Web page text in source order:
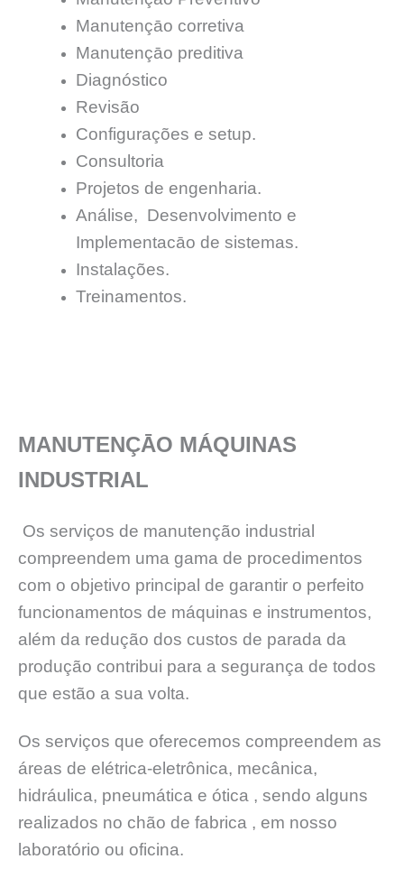
Manutençāo corretiva
Manutençāo preditiva
Diagnóstico
Revisão
Configurações e setup.
Consultoria
Projetos de engenharia.
Análise, Desenvolvimento e
Implementacāo de sistemas.
Instalações.
Treinamentos.
MANUTENÇĀO MÁQUINAS
INDUSTRIAL
Os serviços de manutenção industrial
compreendem uma gama de procedimentos
com o objetivo principal de garantir o perfeito
funcionamentos de máquinas e instrumentos,
além da redução dos custos de parada da
produção contribui para a segurança de todos
que estão a sua volta.
Os serviços que oferecemos compreendem as
áreas de elétrica-eletrônica, mecânica,
hidráulica, pneumática e ótica , sendo alguns
realizados no chão de fabrica , em nosso
laboratório ou oficina.